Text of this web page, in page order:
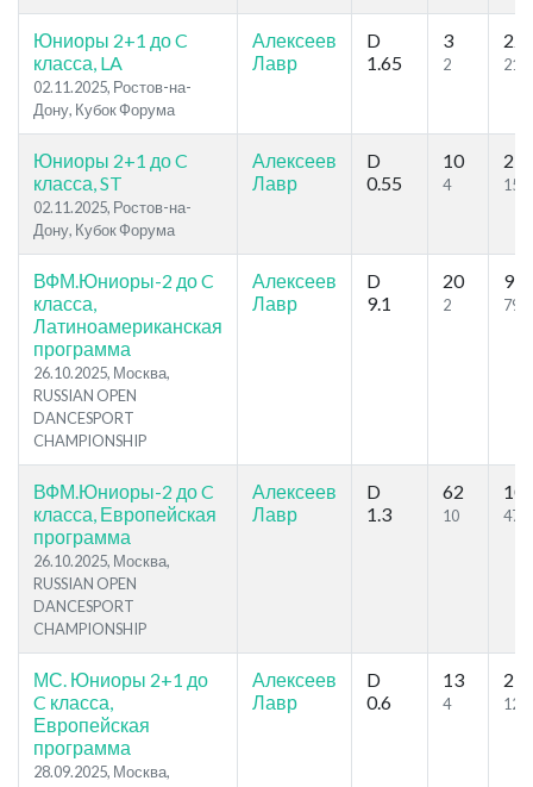
Юниоры 2+1 до C
класса, LA
02.11.2025, Ростов-на-
Дону, Кубок Форума
Алексеев
Лавр
D
1.65
3
2
22
21
Юниоры 2+1 до C
класса, ST
02.11.2025, Ростов-на-
Дону, Кубок Форума
Алексеев
Лавр
D
0.55
10
4
21
15
ВФМ.Юниоры-2 до C
класса,
Латиноамериканская
программа
26.10.2025, Москва,
RUSSIAN OPEN
DANCESPORT
CHAMPIONSHIP
Алексеев
Лавр
D
9.1
20
2
99
79
ВФМ.Юниоры-2 до C
класса, Европейская
программа
26.10.2025, Москва,
RUSSIAN OPEN
DANCESPORT
CHAMPIONSHIP
Алексеев
Лавр
D
1.3
62
10 47
МС. Юниоры 2+1 до
C класса,
Европейская
программа
28.09.2025, Москва,
Алексеев
Лавр
D
0.6
13
4
23
12